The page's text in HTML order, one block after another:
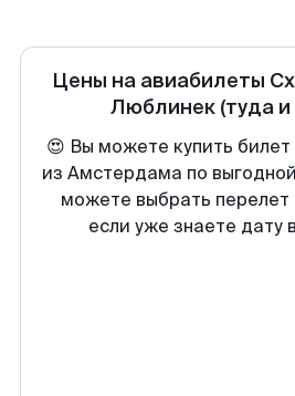
Цены на авиабилеты
Люблинек (туда
😍 Вы можете купить
из Амстердама по
можете выбрать перелет
если уже знаете дату